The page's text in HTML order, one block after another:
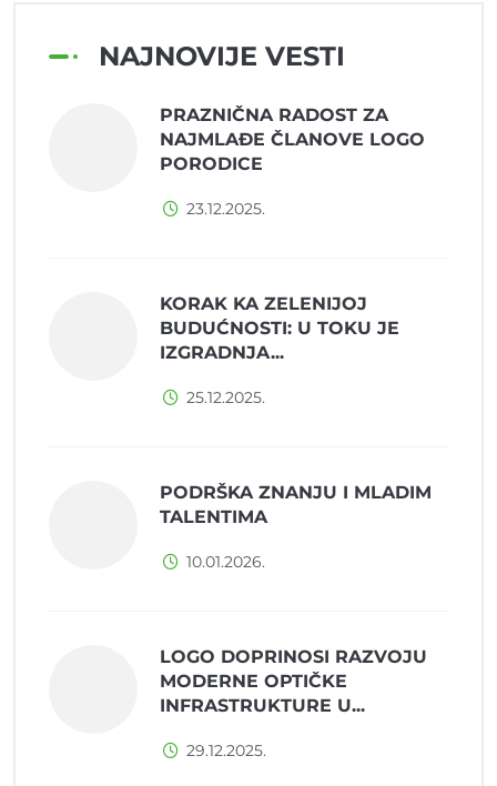
NAJNOVIJE VESTI
PRAZNIČNA RADOST ZA
NAJMLAĐE ČLANOVE LOGO
PORODICE
23.12.2025.
KORAK KA ZELENIJOJ
BUDUĆNOSTI: U TOKU JE
IZGRADNJA...
25.12.2025.
PODRŠKA ZNANJU I MLADIM
TALENTIMA
10.01.2026.
LOGO DOPRINOSI RAZVOJU
MODERNE OPTIČKE
INFRASTRUKTURE U...
29.12.2025.